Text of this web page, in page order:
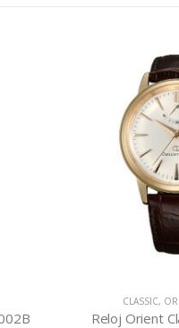
CLASSIC,
Reloj Orient